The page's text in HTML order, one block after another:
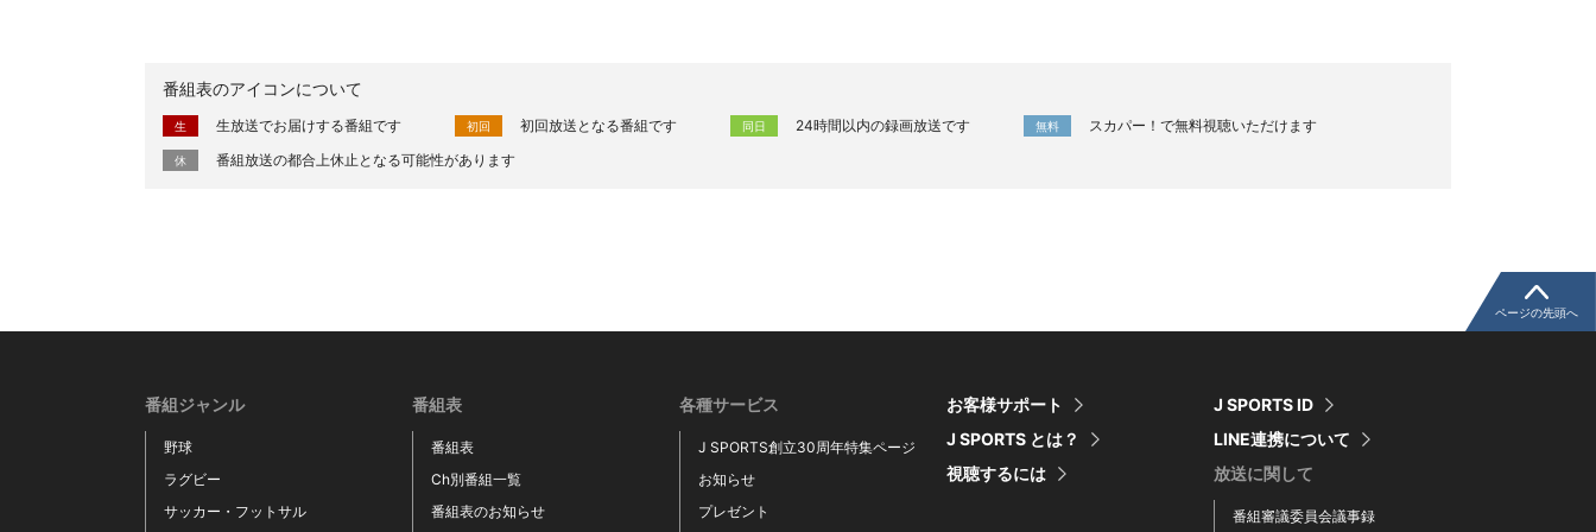
番組表のアイコンについて
生 生放送でお届けする番組です 初回 初回放送となる番組です 同日 24時間以内の録画放送です 無料 スカパー！で無料視聴いただけます
休 番組放送の都合上休止となる可能性があります
番組ジャンル
野球
ラグビー
サッカー・フットサル
番組表
番組表
Ch別番組一覧
番組表のお知らせ
各種サービス
J SPORTS創立30周年特集ページ
お知らせ
プレゼント
お客様サポート
J SPORTS とは？
視聴するには
J SPORTS ID
LINE連携について
放送に関して
番組審議委員会議事録
ページの先頭へ